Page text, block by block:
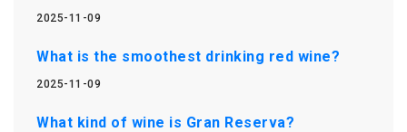
2025-11-09
What is the smoothest drinking red wine?
2025-11-09
What kind of wine is Gran Reserva?